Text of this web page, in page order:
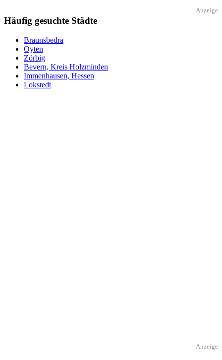
Anzeige
Häufig gesuchte Städte
Braunsbedra
Oyten
Zörbig
Bevern, Kreis Holzminden
Immenhausen, Hessen
Lokstedt
Anzeige